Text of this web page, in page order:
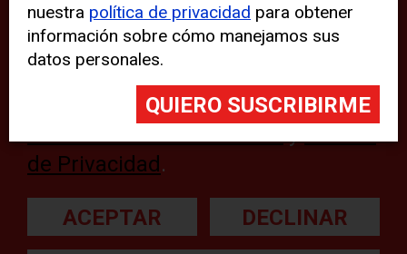
web, aunque pueden aparecer
problemas técnicos con el sitio
web. Para obtener más
información, lea nuestra
de Privacidad .
ACEPTAR DECLINAR
nuestra política de privacidad para obtener
información sobre cómo manejamos sus
datos personales.